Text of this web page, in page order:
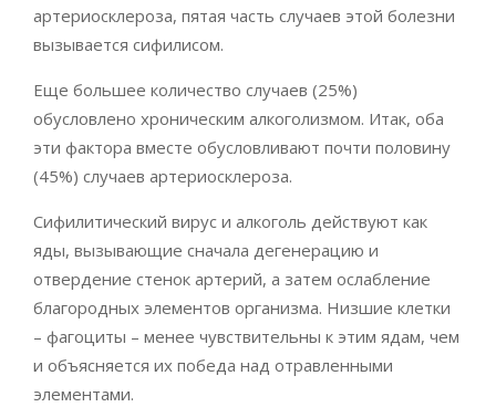
артериосклероза, пятая часть случаев этой болезни
вызывается сифилисом.
Еще большее количество случаев (25%)
обусловлено хроническим алкоголизмом. Итак, оба
эти фактора вместе обусловливают почти половину
(45%) случаев артериосклероза.
Сифилитический вирус и алкоголь действуют как
яды, вызывающие сначала дегенерацию и
отвердение стенок артерий, а затем ослабление
благородных элементов организма. Низшие клетки
– фагоциты – менее чувствительны к этим ядам, чем
и объясняется их победа над отравленными
элементами.